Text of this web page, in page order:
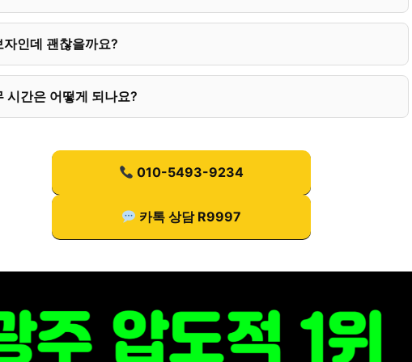
자인데 괜찮을까요?
시간은 어떻게 되나요?
010-5493-9234
카톡 상담 R9997